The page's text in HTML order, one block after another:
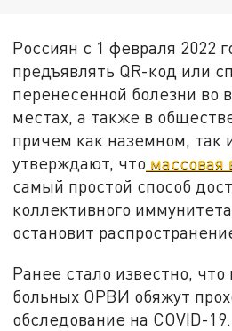
Россиян с 1 февраля 2022
предъявлять QR-код или
перенесенной болезни во
местах, а также в
причем как наземном, так
утверждают, что массовая
самый простой способ
коллективного
остановит
Ранее стало известно, что
больных ОРВИ обяжут
обследование на COVID-